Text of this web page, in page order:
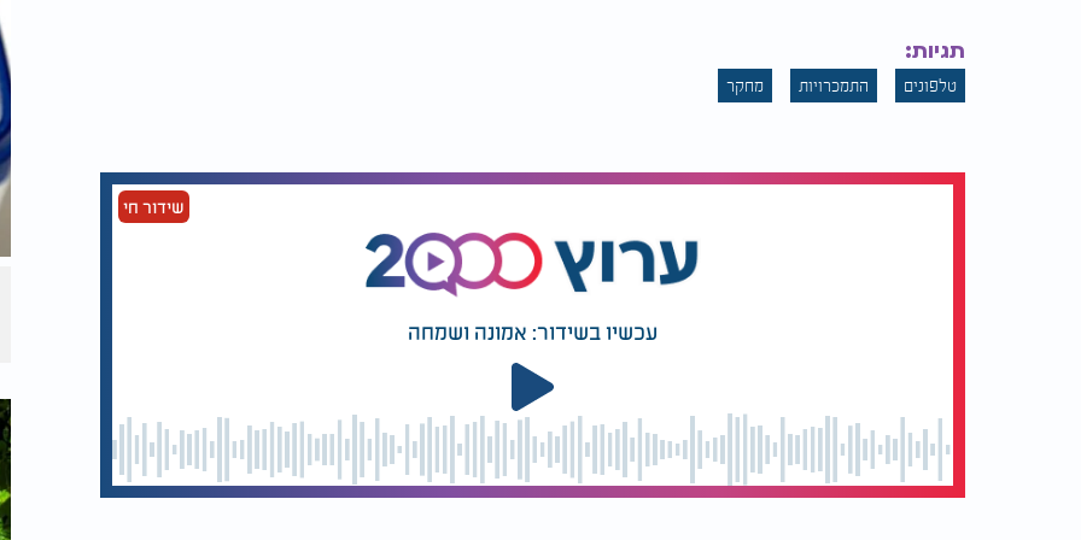
מצביע על קשר ברור בין פעילות מוחית הקשורה לתגמול ובין השימוש בטלפונים
חכמים. "אנחנו עדיין לא יודעים אילו מרכיבים בשימוש בטלפון הם אלו שמעוררים
חוקרי מוח רבים מסכימים כי השפעת הטלפונים החכמים על המוח היא תחום מחקר
מתפתח - עם השלכות פוטנציאליות משמעותיות. "אנחנו רק בתחילת הדרך בהבנת
הראשון הוצג לפני פחות מ-20 שנה - אנחנו רק מתחילים להבין את ההשלכות
המוחיות של השימוש האינטנסיבי בטלפונים חכמים".
ככל שהמחקר בתחום הזה יתקדם, ייתכן שנגלה כי שימוש מוגזם בטלפונים חכמים
אינו רק הרגל - אלא תופעה נוירולוגית בעלת מאפיינים דומים להתמכרות. "הנתונים
שלנו מעידים על כך שהשימוש בטלפונים חכמים משפיע על מערכות מוחיות
תגיות:
טלפונים התמכרויות מחקר
שידור חי
עכשיו בשידור: אמונה ושמחה